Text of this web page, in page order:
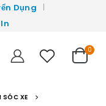
Dụng
0
SÓC XE